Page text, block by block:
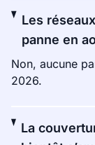
Les
panne en
Non, aucune
2026.
La